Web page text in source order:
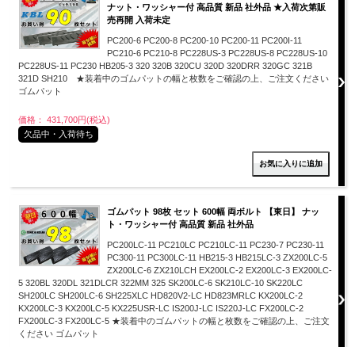
ナット・ワッシャー付 高品質 新品 社外品 ★入荷次第販
売再開 入荷未定
PC200-6 PC200-8 PC200-10 PC200-11 PC200I-11
PC210-6 PC210-8 PC228US-3 PC228US-8 PC228US-10
PC228US-11 PC230 HB205-3 320 320B 320CU 320D 320DRR 320GC 321B
321D SH210 ★装着中のゴムパットの幅と枚数をご確認の上、ご注文ください
ゴムパット
価格： 431,700円(税込)
欠品中・入荷待ち
ゴムパット 98枚 セット 600幅 両ボルト 【東日】 ナッ
ト・ワッシャー付 高品質 新品 社外品
PC200LC-11 PC210LC PC210LC-11 PC230-7 PC230-11
PC300-11 PC300LC-11 HB215-3 HB215LC-3 ZX200LC-5
ZX200LC-6 ZX210LCH EX200LC-2 EX200LC-3 EX200LC-
5 320BL 320DL 321DLCR 322MM 325 SK200LC-6 SK210LC-10 SK220LC
SH200LC SH200LC-6 SH225XLC HD820V2-LC HD823MRLC KX200LC-2
KX200LC-3 KX200LC-5 KX225USR-LC IS200J-LC IS220J-LC FX200LC-2
FX200LC-3 FX200LC-5 ★装着中のゴムパットの幅と枚数をご確認の上、ご注文
ください ゴムパット